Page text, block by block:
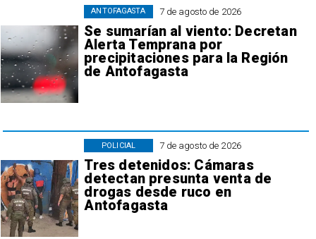
7 de agosto de 2026
Se sumarían al viento: Decretan
Alerta Temprana por
precipitaciones para la Región
de Antofagasta
ANTOFAGASTA
7 de agosto de 2026
Tres detenidos: Cámaras
detectan presunta venta de
drogas desde ruco en
Antofagasta
POLICIAL